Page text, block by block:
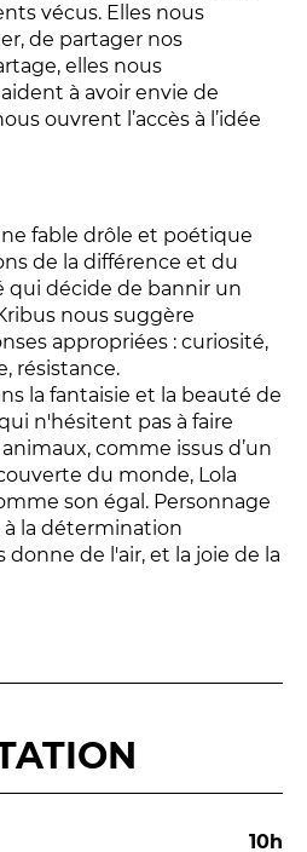
d’oralité]
vécus. Elles nous
de partager nos
elles nous
à avoir envie de
ouvrent l’accès à l’idée
fable drôle et poétique
de la différence et du
qui décide de bannir un
nous suggère
appropriées : curiosité,
résistance.
la fantaisie et la beauté de
n'hésitent pas à faire
comme issus d’un
du monde, Lola
son égal. Personnage
la détermination
de l'air, et la joie de la
10h